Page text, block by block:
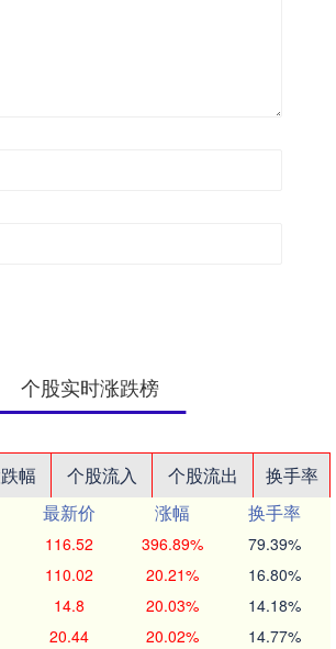
个股实时涨跌榜
幅 个股流入 个股流出
换手率
最新价 涨幅
换手率
116.52 396.89% 79.39%
110.02 20.21% 16.80%
14.8 20.03% 14.18%
20.44 20.02% 14.77%